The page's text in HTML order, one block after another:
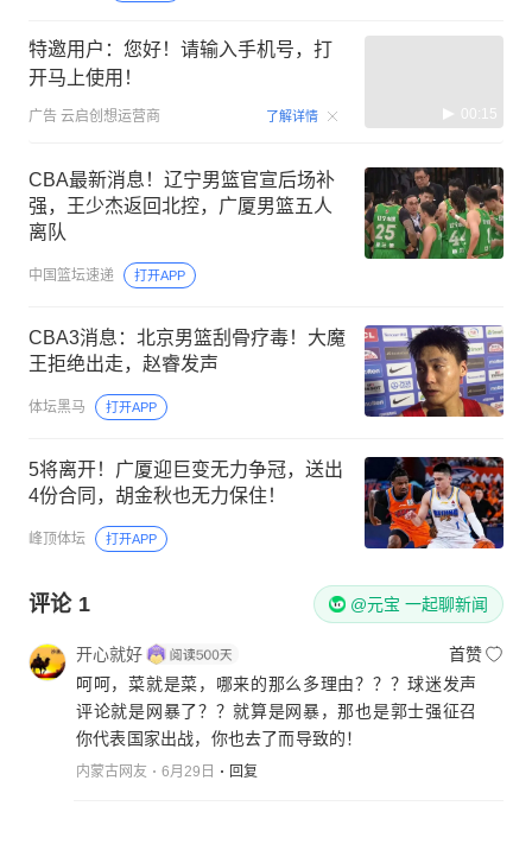
特邀用户：您好！请输入手机号，打
开马上使用！
广告 云启创想运营商 了解详情 00:15
CBA最新消息！辽宁男篮官宣后场补
强，王少杰返回北控，广厦男篮五人
离队
中国篮坛速递 打开APP
CBA3消息：北京男篮刮骨疗毒！大魔
王拒绝出走，赵睿发声
体坛黑马 打开APP
5将离开！广厦迎巨变无力争冠，送出
4份合同，胡金秋也无力保住！
峰顶体坛 打开APP
评论 1 @元宝 一起聊新闻
开心就好
首赞
呵呵，菜就是菜，哪来的那么多理由？？？球迷发声
评论就是网暴了？？就算是网暴，那也是郭士强征召
你代表国家出战，你也去了而导致的！
内蒙古网友 6月29日 回复